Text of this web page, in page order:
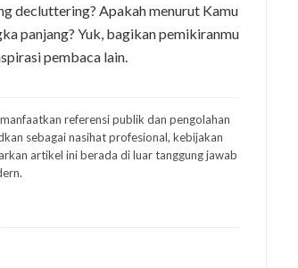
decluttering? Apakah menurut Kamu
panjang? Yuk, bagikan pemikiranmu
pembaca lain.
referensi publik dan pengolahan
sebagai nasihat profesional, kebijakan
artikel ini berada di luar tanggung jawab